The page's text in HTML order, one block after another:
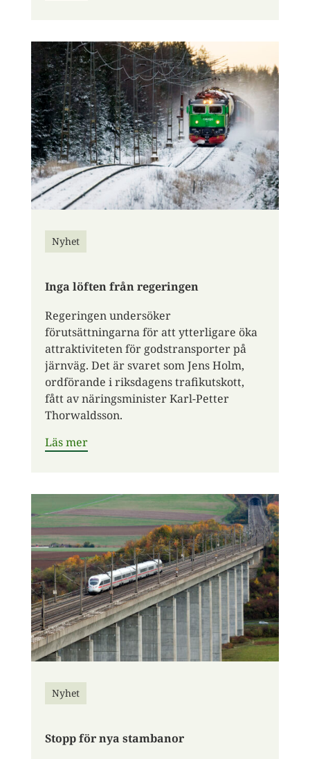
Nyhet
Inga löften från regeringen
Regeringen undersöker
förutsättningarna för att ytterligare öka
attraktiviteten för godstransporter på
järnväg. Det är svaret som Jens Holm,
ordförande i riksdagens trafikutskott,
fått av näringsminister Karl-Petter
Thorwaldsson.
Läs mer
Nyhet
Stopp för nya stambanor